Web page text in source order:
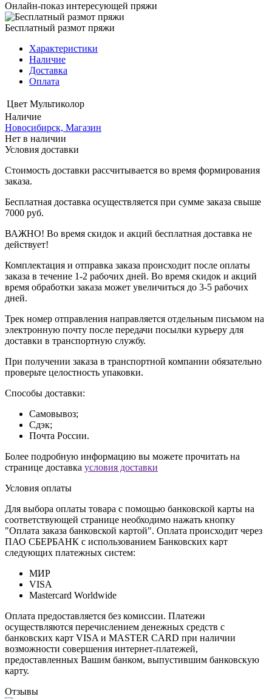
Онлайн-показ интересующей пряжи
Бесплатный размот пряжи
Характеристики
Наличие
Доставка
Оплата
Цвет Мультиколор
Наличие
Новосибирск, Магазин
Нет в наличии
Условия доставки
Стоимость доставки рассчитывается во время формирования
заказа.
Бесплатная доставка осуществляется при сумме заказа свыше
7000 руб.
ВАЖНО! Во время скидок и акций бесплатная доставка не
действует!
Комплектация и отправка заказа происходит после оплаты
заказа в течение 1-2 рабочих дней. Во время скидок и акций
время обработки заказа может увеличиться до 3-5 рабочих
дней.
Трек номер отправления направляется отдельным письмом на
электронную почту после передачи посылки курьеру для
доставки в транспортную службу.
При получении заказа в транспортной компании обязательно
проверьте целостность упаковки.
Способы доставки:
Самовывоз;
Сдэк;
Почта России.
Более подробную информацию вы можете прочитать на
странице доставка условия доставки
Условия оплаты
Для выбора оплаты товара с помощью банковской карты на
соответствующей странице необходимо нажать кнопку
"Оплата заказа банковской картой". Оплата происходит через
ПАО СБЕРБАНК с использованием Банковских карт
следующих платежных систем:
МИР
VISA
Mastercard Worldwide
Оплата предоставляется без комиссии. Платежи
осуществляются перечислением денежных средств с
банковских карт VISA и MASTER CARD при наличии
возможности совершения интернет-платежей,
предоставленных Вашим банком, выпустившим банковскую
карту.
Отзывы